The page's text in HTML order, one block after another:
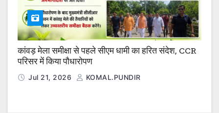
कांवड़ मेला समीक्षा से पहले सीएम धामी का हरित संदेश, CCR
परिसर में किया पौधारोपण
Jul 21, 2026 KOMAL.PUNDIR